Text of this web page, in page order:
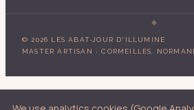
© 2026 LES ABAT-JOUR D'ILLUMINE
MASTER ARTISAN · CORMEILLES,